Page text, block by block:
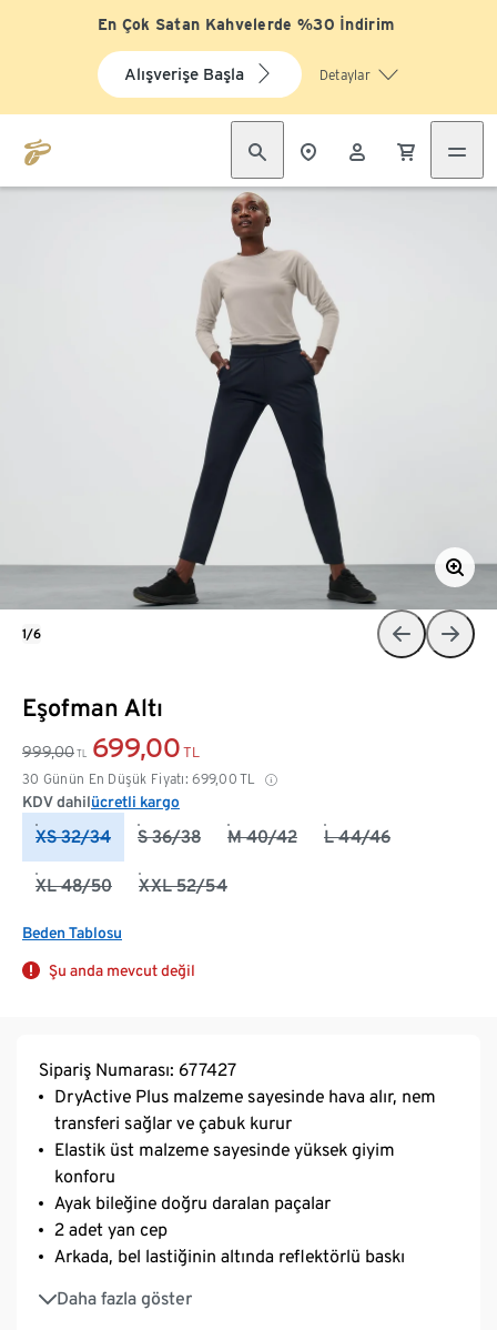
En Çok Satan Kahvelerde %30 İndirim
Alışverişe Başla Detaylar
Eşofman Altı
999,00 TL 699,00 TL
30 Günün En Düşük Fiyatı: 699,00 TL
KDV dahilücretli kargo
XS 32/34 S 36/38 M 40/42 L 44/46
XL 48/50 XXL 52/54
Beden Tablosu
Şu anda mevcut değil
1/6
Sipariş Numarası: 677427
DryActive Plus malzeme sayesinde hava alır, nem
transferi sağlar ve çabuk kurur
Elastik üst malzeme sayesinde yüksek giyim
konforu
Ayak bileğine doğru daralan paçalar
2 adet yan cep
Arkada, bel lastiğinin altında reflektörlü baskı
Daha fazla göster
Creora® elyaflı yumuşak, esnek malzeme –
optimum hareket özgürlüğü için